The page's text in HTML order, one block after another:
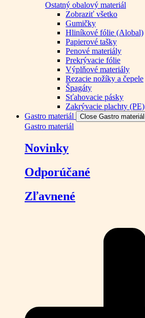
Ostatný obalový materiál
Zobraziť všetko
Gumičky
Hliníkové fólie (Alobal)
Papierové tašky
Penové materiály
Prekrývacie fólie
Výplňové materiály
Rezacie nožíky a čepele
Špagáty
Sťahovacie pásky
Zakrývacie plachty (PE)
Gastro materiál
Close Gastro materiál
Gastro materiál
Novinky
Odporúčané
Zľavnené